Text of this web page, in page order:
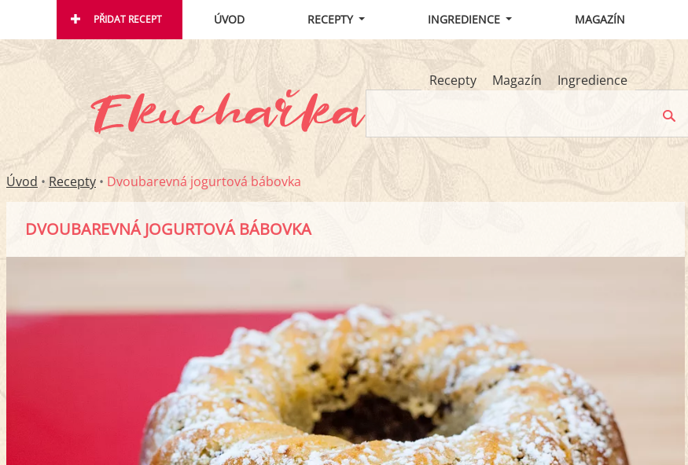
PŘIDAT RECEPT ÚVOD RECEPTY INGREDIENCE MAGAZÍN
Recepty Magazín
Ingredience
Úvod • Recepty • Dvoubarevná jogurtová bábovka
DVOUBAREVNÁ JOGURTOVÁ BÁBOVKA